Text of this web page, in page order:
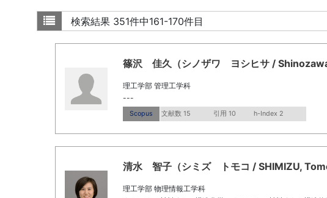
検索結果 351件中161-170件目
篠沢 佳久（シノザワ ヨシヒサ /
理工学部 管理工学科
---
Scopus 文献数 15 引用 10 h-Index 2
清水 智子（シミズ トモコ / SHIMIZU,
理工学部 物理情報工学科